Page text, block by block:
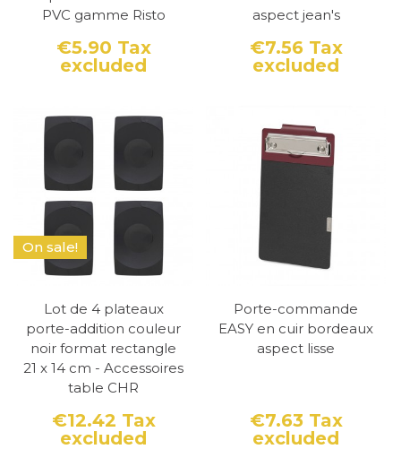
Un porte-addition personnalisée peut être
conçue dans différents matériaux, y compris
le bois, le métal, le verre ou même le cuir. Le
préférence personnelle et de l'ambiance que
vous souhaitez créer.
A l'instar des protège menu les porteaddition
sont un élément important de
communication.
Decoho dispose d'un large gamme de
produits en stock pour une livraison rapide.
PVC gamme Risto
Price
€5.90 Tax
excluded
aspect jean's
Price
€7.56 Tax
excluded
On sale!
Lot de 4 plateaux
porte-addition couleur
noir format rectangle
21 x 14 cm - Accessoires
table CHR
Price
€12.42 Tax
excluded
Porte-commande
EASY en cuir bordeaux
aspect lisse
Price
€7.63 Tax
excluded